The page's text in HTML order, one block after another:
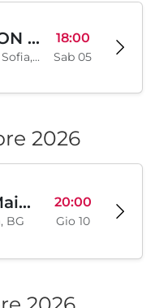
PARTY CANNON live in Sofia
Klub "Pri Cherepite", Sofia, BG
18:00
Sab 05
2026
Trio Mandili Maimunarnika- Sofia
BG
20:00
Gio 10